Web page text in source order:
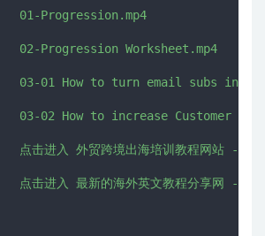
Progression.mp4
Progression Worksheet.mp4
01 How to turn email subs into
02 How to increase Customer
进入 外贸跨境出海培训教程网站 -
进入 最新的海外英文教程分享网 -